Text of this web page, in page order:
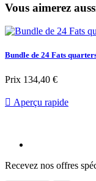
Vous aimerez
Bundle de 24 Fats
Prix 134,40 €
 Aperçu rapide
Recevez nos offres